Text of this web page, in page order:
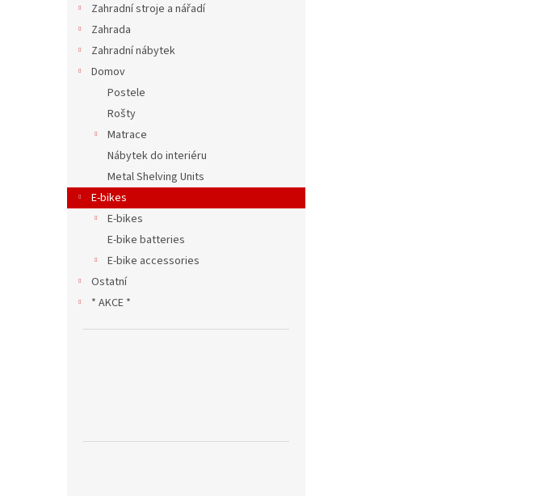
Zahradní stroje a nářadí
Zahrada
Zahradní nábytek
Domov
Postele
Rošty
Matrace
Nábytek do interiéru
Metal Shelving Units
E-bikes
E-bikes
E-bike batteries
E-bike accessories
Ostatní
* AKCE *